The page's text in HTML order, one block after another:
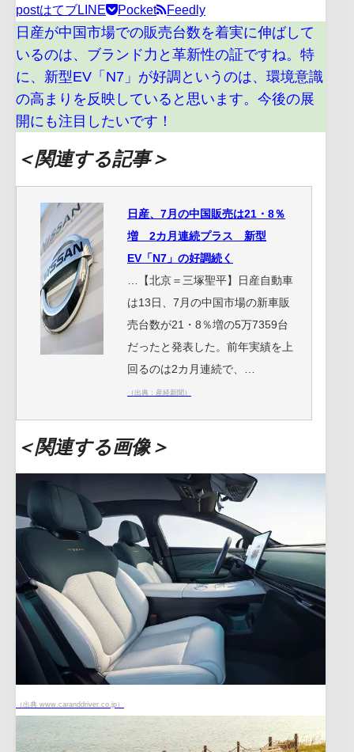
postはてブLINE Pocket Feedly
日産が中国市場での販売台数を着実に伸ばして
いるのは、ブランド力と革新性の証ですね。特
に、新型EV「N7」が好調というのは、環境意識
の高まりを反映していると思います。今後の展
開にも注目したいです！
＜関連する記事＞
日産、7月の中国販売は21・8％
増 2カ月連続プラス 新型
EV「N7」の好調続く
…【北京＝三塚聖平】日産自動車
は13日、7月の中国市場の新車販
売台数が21・8％増の5万7359台
だったと発表した。前年実績を上
回るのは2カ月連続で、…
（出典：産経新聞）
＜関連する画像＞
（出典 www.caranddriver.co.jp）